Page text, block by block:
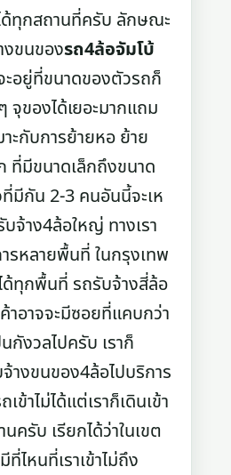
ด้ทุกสถานที่ครับ ลักษณะ
งขนของรถ4ล้อจัมโบ้
ะอยู่ที่ขนาดของตัวรถก็
จุของได้เยอะมากแถม
ะกับการย้ายหอ ย้าย
ที่มีขนาดเล็กถึงขนาด
มีกัน 2-3 คนอันนี้จะเห
จ้าง4ล้อใหญ่ ทางเรา
รหลายพื้นที่ ในกรุงเทพ
ด้ทุกพื้นที่ รถรับจ้างสี่ล้อ
าอาจจะมีซอยที่แคบกว่า
กังวลไปครับ เราก็
างขนของ4ล้อไปบริการ
ข้าไม่ได้แต่เราก็เดินเข้า
ครับ เรียกได้ว่าในเขต
ไหนที่เราเข้าไม่ถึง